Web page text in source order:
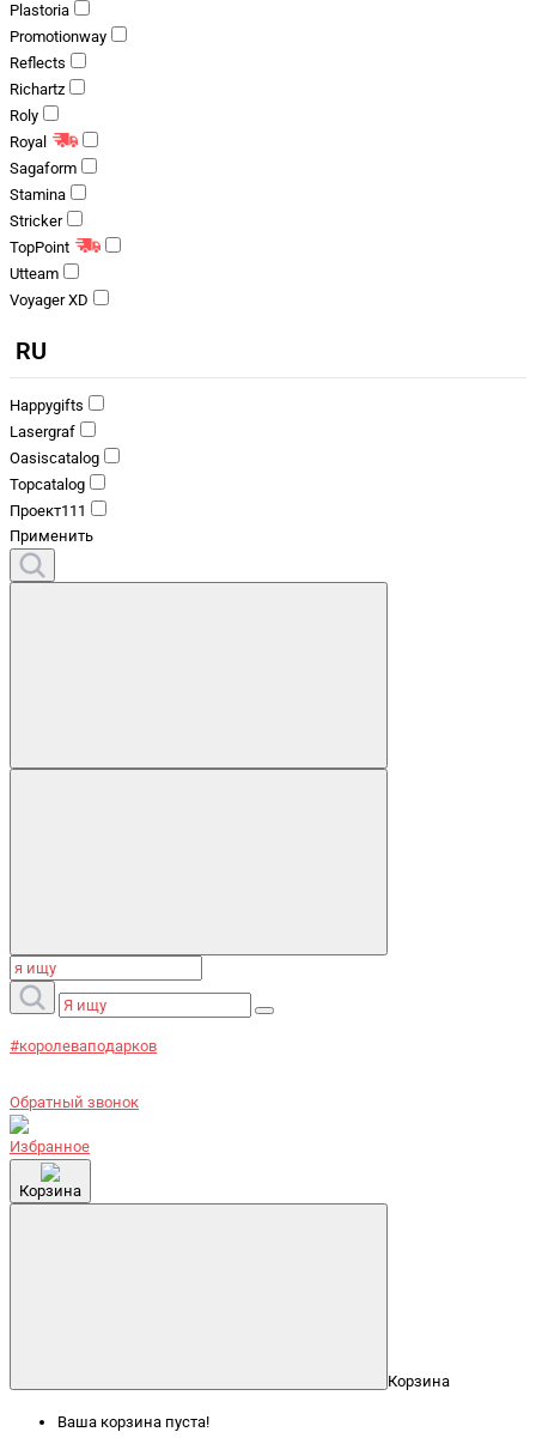
Plastoria
Promotionway
Reflects
Richartz
Roly
Royal
Sagaform
Stamina
Stricker
TopPoint
Utteam
Voyager XD
RU
Happygifts
Lasergraf
Oasiscatalog
Topcatalog
Проект111
Применить
#королеваподарков
Обратный звонок
Избранное
Корзина
Корзина
Ваша корзина пуста!